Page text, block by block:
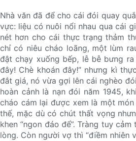
Nhà văn đã để cho cái đói quay
vực: liệu có nuôi nổi nhau qua cái
nét hơn cho cái thực trạng thảm
chỉ có niêu cháo loãng, một lùm
đật chạy xuống bếp, lễ bễ bưng
đây! Chè khoán đây!” nhưng kì
đắt giá, nó vừa gợi lên cái nghèo
hoàn cảnh là nạn đói năm 1945,
cháo cám lại được xem là một
thế, mặc dù có chút thất vọng
khen “ngon đáo để”. Tràng tuy
lòng. Còn người vợ thì “điềm nhiên